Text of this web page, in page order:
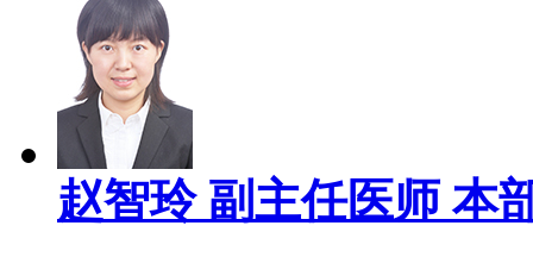
赵智玲 副主任医师本